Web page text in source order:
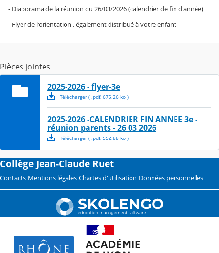
- Diaporama de la réunion du 26/03/2026 (calendrier de fin d'année)
- Flyer de l'orientation , également distribué à votre enfant
Pièces jointes
2025-2026 - flyer-3e
Télécharger( .pdf, 675.26 ko)
2025-2026 -CALENDRIER FIN ANNEE 3e -
réunion parents - 26 03 2026
Télécharger( .pdf, 552.88 ko)
Collège Jean-Claude Ruet
Contacts Mentions légales Chartes d'utilisation Données personnelles